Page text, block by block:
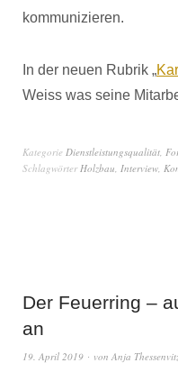
kommunizieren.
In der neuen Rubrik „
Weiss was seine
Kategorie Dienstleistungsqualität
Schlagwörter Holzbau Interview
Der Feuerring –
an
19. April 2019 von Anja